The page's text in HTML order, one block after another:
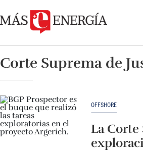
Corte Suprema de
OFFSHORE
La Corte